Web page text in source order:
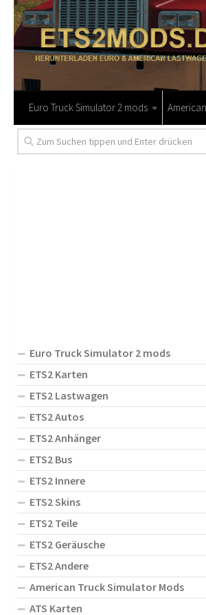
Euro Truck Simulator 2 mods
Euro Truck Simulator 2 mods
ETS2 Karten
ETS2 Lastwagen
ETS2 Autos
ETS2 Anhänger
ETS2 Bus
ETS2 Innere
ETS2 Skins
ETS2 Teile
ETS2 Geräusche
ETS2 Andere
American Truck Simulator Mods
ATS Karten